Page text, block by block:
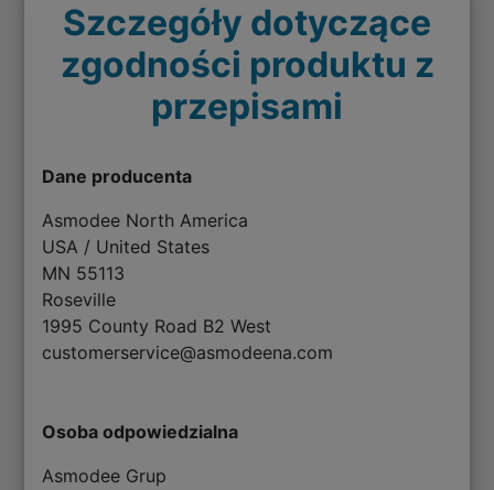
Szczegóły dotyczące
zgodności produktu z
przepisami
Dane producenta
Asmodee North America
USA / United States
MN 55113
Roseville
1995 County Road B2 West
customerservice@asmodeena.com
Osoba odpowiedzialna
Asmodee Grup